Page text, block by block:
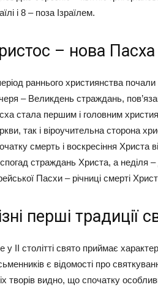
і 8 – поза Ізраїлем.
– нова Пасха
раннього християнства почали
– Великдень страждань,
стала першим і головним
так і віроучительна сторона
смерть і воскресіння Христа
страждань Христа, а неділя
Пасхи – річниці смерті
перші традиції
у II столітті свято приймає
є відомості про
творів видно, що спочатку